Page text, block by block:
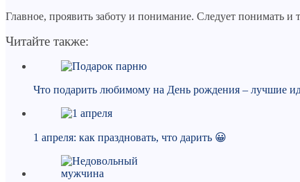
Главное, проявить заботу и понимание. Следует понимать и
Читайте также:
Что подарить любимому на День рождения – лучшие
1 апреля: как праздновать, что дарить 😀